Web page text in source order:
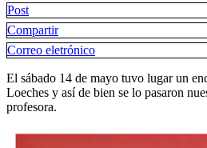
Post
Compartir
Correo eletrónico
El sábado 14 de mayo tuvo lugar un
Loeches y así de bien se lo pasaron
profesora.